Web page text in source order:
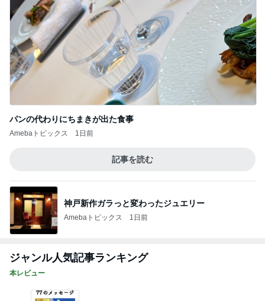
神戸新作ガラっと変わったジュエリー
Amebaトピックス 1日前
ジャンル人気記事ランキング
どのような状態を幸せと思うか・・
2
ばん楽しいこと」
3
８２．『運命を拓く 天風瞑想録』・・・中村
天風 (著)☆何を戒めなければならないかそれ
は“恐怖”